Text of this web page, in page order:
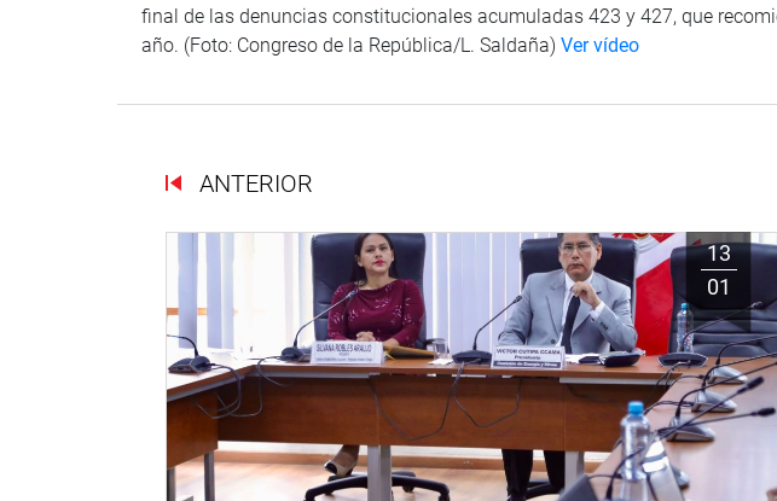
final de las denuncias constitucionales acumuladas 423 y 427, que
año. (Foto: Congreso de la República/L. Saldaña) Ver vídeo
ANTERIOR
13
01